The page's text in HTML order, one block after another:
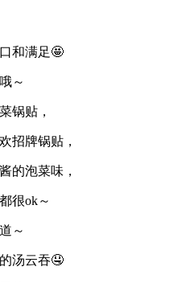
和满足🤩
～
锅贴，
招牌锅贴，
的泡菜味，
很ok～
～
汤云吞🤤